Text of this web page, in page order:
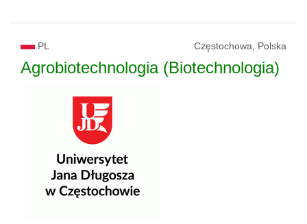
PL Częstochowa, Polska
Agrobiotechnologia (Biotechnologia)